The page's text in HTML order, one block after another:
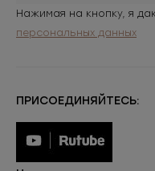
Нажимая на кнопку, я
персональных данных
ПРИСОЕДИНЯЙТЕСЬ: